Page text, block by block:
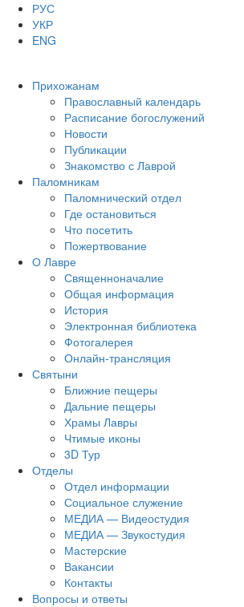
РУС
УКР
ENG
Прихожанам
Православный календарь
Расписание богослужений
Новости
Публикации
Знакомство с Лаврой
Паломникам
Паломнический отдел
Где остановиться
Что посетить
Пожертвование
О Лавре
Священноначалие
Общая информация
История
Электронная библиотека
Фотогалерея
Онлайн-трансляция
Святыни
Ближние пещеры
Дальние пещеры
Храмы Лавры
Чтимые иконы
3D Тур
Отделы
Отдел информации
Социальное служение
МЕДИА — Видеостудия
МЕДИА — Звукостудия
Мастерские
Вакансии
Контакты
Вопросы и ответы